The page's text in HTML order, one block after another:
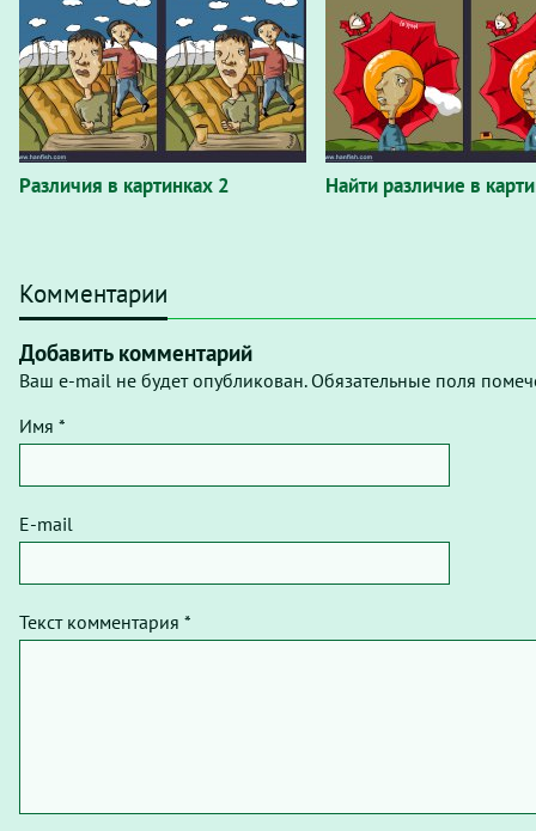
Различия в картинках 2 Найти различие в
Комментарии
Добавить комментарий
Ваш e-mail не будет опубликован. Обязательные поля
Имя *
E-mail
Текст комментария *